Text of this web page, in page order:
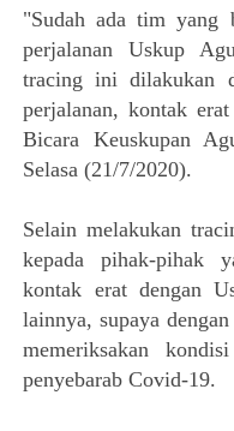
"Sudah ada tim yang
perjalanan Uskup
tracing ini dilakukan
perjalanan, kontak
Bicara Keuskupan
Selasa (21/7/2020).
Selain melakukan
kepada pihak-pihak
kontak erat dengan
lainnya, supaya
memeriksakan
penyebarab Covid-19.